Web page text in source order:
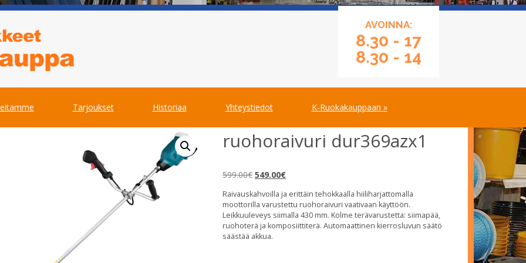
AVOINNA:
8.30 - 17
8.30 - 14
Tarjoukset Historiaa Yhteystiedot K-Ruokakauppaan »
ruohoraivuri dur369azx1
599.00€ Alkuperäinen
oli:
599.00€.
549.00€Nykyinen
on:
549.00€.
Raivauskahvoilla ja erittäin tehokkaalla hiiliharjattomalla
moottorilla varustettu ruohoraivuri vaativaan käyttöön.
Leikkuuleveys siimalla 430 mm. Kolme terävarustetta: siimapää,
ruohoterä ja komposiittiterä. Automaattinen kierrosluvun säätö
säästää akkua.